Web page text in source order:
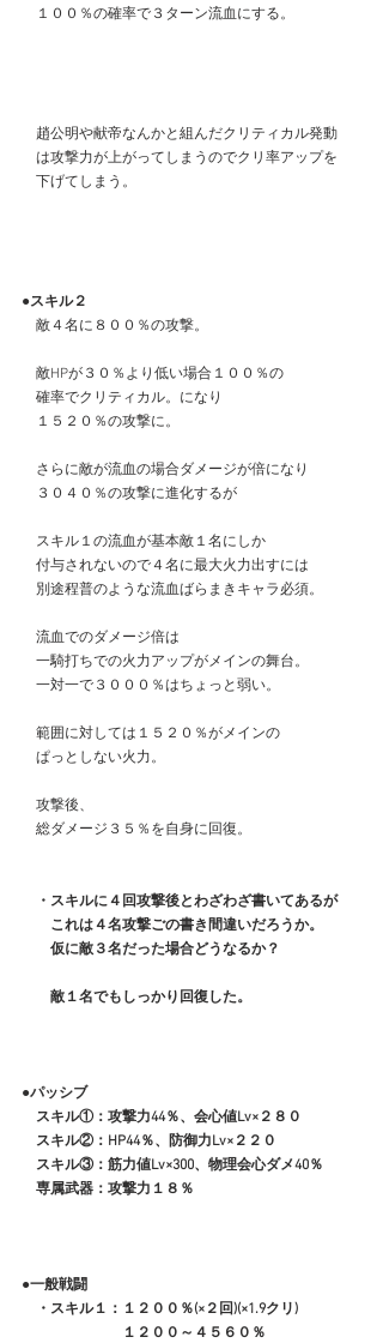
１００％の確率で３ターン流血にする。
趙公明や献帝なんかと組んだクリティカル発動
は攻撃力が上がってしまうのでクリ率アップを
下げてしまう。
●スキル２
敵４名に８００％の攻撃。
敵HPが３０％より低い場合１００％の
確率でクリティカル。になり
１５２０％の攻撃に。
さらに敵が流血の場合ダメージが倍になり
３０４０％の攻撃に進化するが
スキル１の流血が基本敵１名にしか
付与されないので４名に最大火力出すには
別途程普のような流血ばらまきキャラ必須。
流血でのダメージ倍は
一騎打ちでの火力アップがメインの舞台。
一対一で３０００％はちょっと弱い。
範囲に対しては１５２０％がメインの
ぱっとしない火力。
攻撃後、
総ダメージ３５％を自身に回復。
・スキルに４回攻撃後とわざわざ書いてあるが
これは４名攻撃ごの書き間違いだろうか。
仮に敵３名だった場合どうなるか？
敵１名でもしっかり回復した。
●パッシブ
スキル①：攻撃力44％、会心値Lv×２８０
スキル②：HP44％、防御力Lv×２２０
スキル③：筋力値Lv×300、物理会心ダメ40％
専属武器：攻撃力１８％
●一般戦闘
・スキル１：１２００％(×２回)(×1.9クリ)
１２００～４５６０％